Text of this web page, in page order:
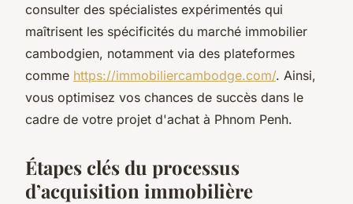
consulter des spécialistes expérimentés qui
maîtrisent les spécificités du marché immobilier
cambodgien, notamment via des plateformes
comme https://immobiliercambodge.com/. Ainsi,
vous optimisez vos chances de succès dans le
cadre de votre projet d'achat à Phnom Penh.
Étapes clés du processus
d’acquisition immobilière